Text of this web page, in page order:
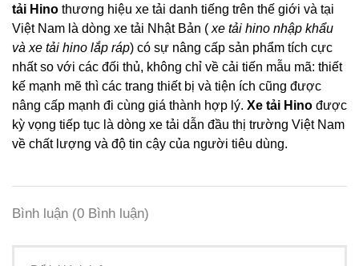
tải Hino thương hiệu xe tải danh tiếng trên thế giới và tại
Việt Nam là dòng xe tải Nhật Bản ( xe tải hino nhập khẩu
và xe tải hino lắp ráp) có sự nâng cấp sản phẩm tích cực
nhất so với các đối thủ, không chỉ về cải tiến mẫu mã: thiết
kế mạnh mẽ thì các trang thiết bị và tiện ích cũng được
nâng cấp mạnh đi cùng giá thành hợp lý. Xe tải Hino được
kỳ vọng tiếp tục là dòng xe tải dẫn đầu thị trường Việt Nam
về chất lượng và độ tin cậy của người tiêu dùng.
Bình luận (0 Bình luận)